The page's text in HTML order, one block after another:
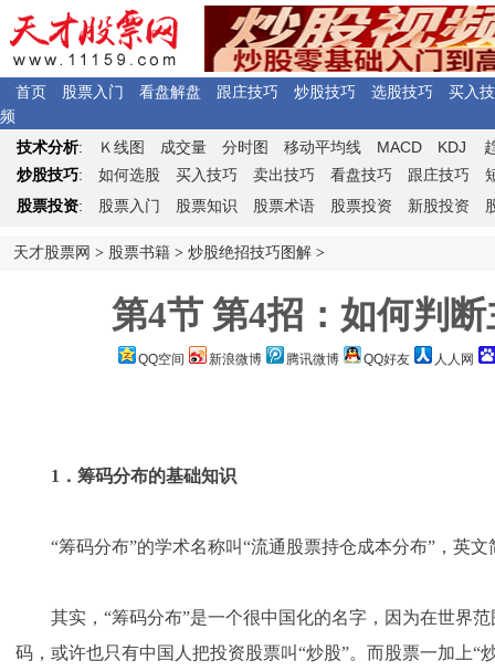
首页 股票入门 看盘解盘 跟庄技巧 炒股技巧 选股技巧
买入
频
技术分析: Ｋ 线图 成交量 分时图 移动平均线 MACD KDJ
炒股技巧: 如何选股 买入技巧 卖出技巧 看盘技巧 跟庄技巧
股票投资: 股票入门 股票知识 股票术语 股票投资 新股投资
天才股票网 > 股票书籍 > 炒股绝招技巧图解 >
第4节 第4招：如何判
QQ空间 新浪微博 腾讯微博 QQ好友 人人网
1．筹码分布的基础知识
“筹码分布”的学术名称叫“流通股票持仓成本分布”，英文
其实，“筹码分布”是一个很中国化的名字，因为在世界范
码，或许也只有中国人把投资股票叫“炒股”。而股票一加上“